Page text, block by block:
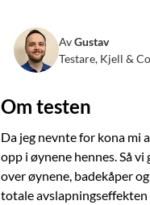
AvGustav
Testare, Kjell &
Om testen
Da jeg nevnte for kona mi
opp i øynene hennes. Så
over øynene, badekåper
totale